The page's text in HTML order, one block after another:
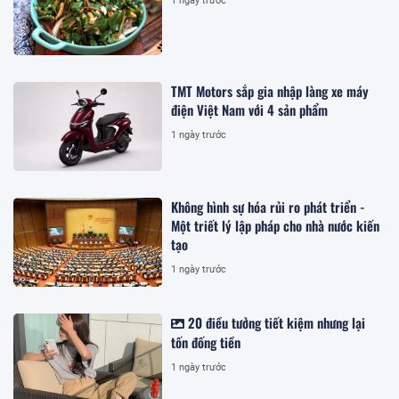
TMT Motors sắp gia nhập làng xe máy
điện Việt Nam với 4 sản phẩm
1 ngày trước
Không hình sự hóa rủi ro phát triển -
Một triết lý lập pháp cho nhà nước kiến
tạo
1 ngày trước
20 điều tưởng tiết kiệm nhưng lại
tốn đống tiền
1 ngày trước